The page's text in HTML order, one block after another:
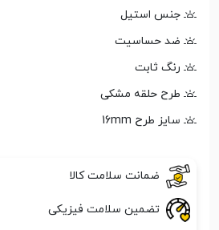
جنس استیل
ضد حساسیت
رنگ ثابت
طرح حلقه مشکی
سایز طرح 16mm
ضمانت سلامت کالا
تضمین سلامت فیزیکی